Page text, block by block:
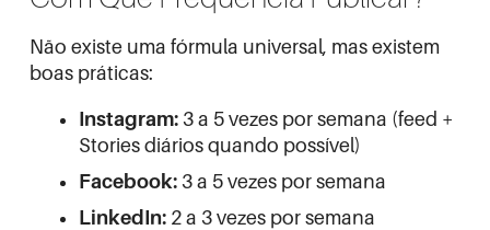
Não existe uma fórmula universal, mas existem
boas práticas:
Instagram: 3 a 5 vezes por semana (feed +
Stories diários quando possível)
Facebook: 3 a 5 vezes por semana
LinkedIn: 2 a 3 vezes por semana